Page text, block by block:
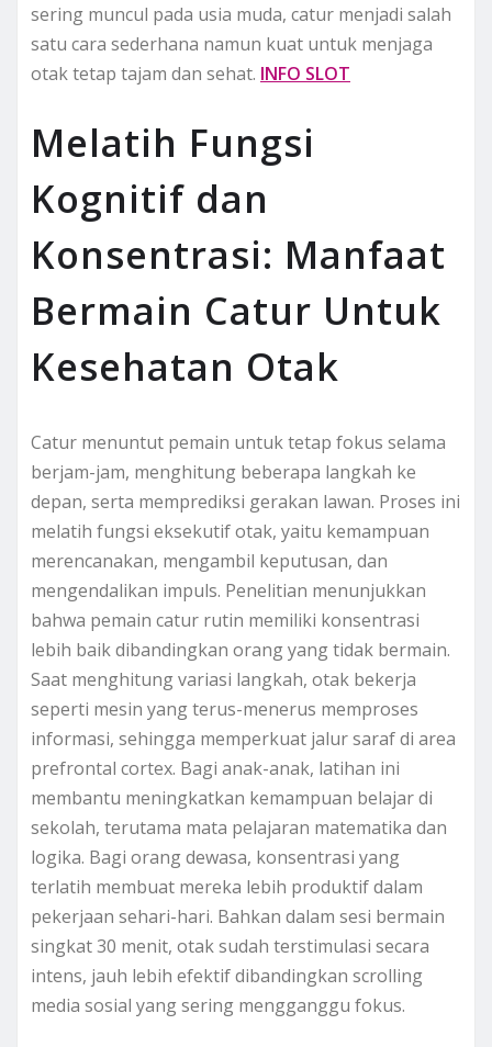
sering muncul pada usia muda, catur menjadi salah
satu cara sederhana namun kuat untuk menjaga
otak tetap tajam dan sehat. INFO SLOT
Melatih Fungsi
Kognitif dan
Konsentrasi: Manfaat
Bermain Catur Untuk
Kesehatan Otak
Catur menuntut pemain untuk tetap fokus selama
berjam-jam, menghitung beberapa langkah ke
depan, serta memprediksi gerakan lawan. Proses ini
melatih fungsi eksekutif otak, yaitu kemampuan
merencanakan, mengambil keputusan, dan
mengendalikan impuls. Penelitian menunjukkan
bahwa pemain catur rutin memiliki konsentrasi
lebih baik dibandingkan orang yang tidak bermain.
Saat menghitung variasi langkah, otak bekerja
seperti mesin yang terus-menerus memproses
informasi, sehingga memperkuat jalur saraf di area
prefrontal cortex. Bagi anak-anak, latihan ini
membantu meningkatkan kemampuan belajar di
sekolah, terutama mata pelajaran matematika dan
logika. Bagi orang dewasa, konsentrasi yang
terlatih membuat mereka lebih produktif dalam
pekerjaan sehari-hari. Bahkan dalam sesi bermain
singkat 30 menit, otak sudah terstimulasi secara
intens, jauh lebih efektif dibandingkan scrolling
media sosial yang sering mengganggu fokus.